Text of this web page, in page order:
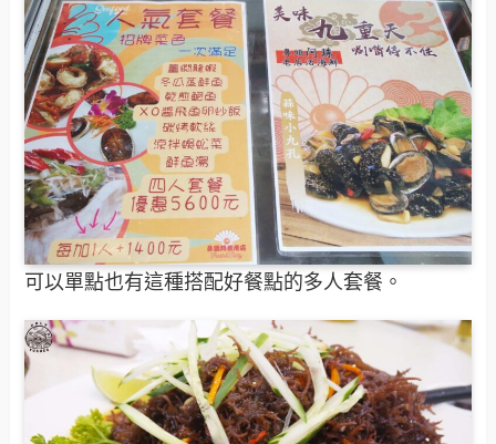
可以單點也有這種搭配好餐點的多人套餐。